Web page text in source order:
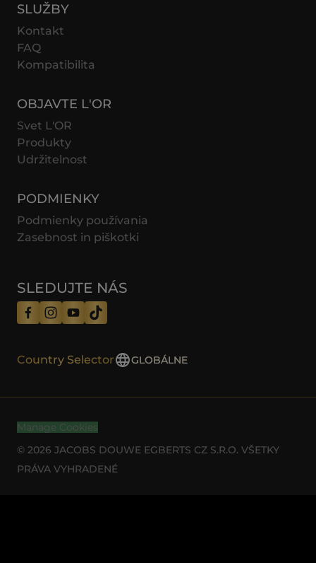
SLUŽBY
Kontakt
FAQ
Kompatibilita
OBJAVTE L'OR
Svet L'OR
Produkty
Udržitelnost
PODMIENKY
Podmienky používania
Zasebnost in piškotki
SLEDUJTE NÁS
Country Selector GLOBÁLNE
Manage Cookies
© 2026 JACOBS DOUWE EGBERTS CZ S.R.O. VŠETKY
PRÁVA VYHRADENÉ